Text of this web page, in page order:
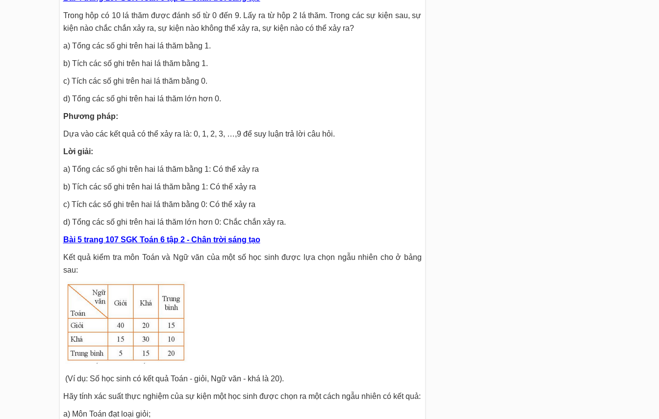
Trong hộp có 10 lá thăm được đánh số từ 0 đến 9. Lấy ra từ hộp 2 lá thăm. Trong các sự kiện sau, sự
kiện nào chắc chắn xảy ra, sự kiện nào không thể xảy ra, sự kiện nào có thể xảy ra?
a) Tổng các số ghi trên hai lá thăm bằng 1.
b) Tích các số ghi trên hai lá thăm bằng 1.
c) Tích các số ghi trên hai lá thăm bằng 0.
d) Tổng các số ghi trên hai lá thăm lớn hơn 0.
Phương pháp:
Dựa vào các kết quả có thể xảy ra là: 0, 1, 2, 3, …,9 để suy luận trả lời câu hỏi.
Lời giải:
a) Tổng các số ghi trên hai lá thăm bằng 1: Có thể xảy ra
b) Tích các số ghi trên hai lá thăm bằng 1: Có thể xảy ra
c) Tích các số ghi trên hai lá thăm bằng 0: Có thể xảy ra
d) Tổng các số ghi trên hai lá thăm lớn hơn 0: Chắc chắn xảy ra.
Bài 5 trang 107 SGK Toán 6 tập 2 - Chân trời sáng tạo
Kết quả kiểm tra môn Toán và Ngữ văn của một số học sinh được lựa chọn ngẫu nhiên cho ở bảng
sau:
(Ví dụ: Số học sinh có kết quả Toán - giỏi, Ngữ văn - khá là 20).
Hãy tính xác suất thực nghiệm của sự kiện một học sinh được chọn ra một cách ngẫu nhiên có kết quả:
a) Môn Toán đạt loại giỏi;